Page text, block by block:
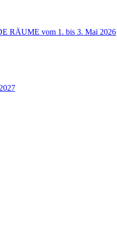
RÄUME vom 1. bis 3. Mai 2026